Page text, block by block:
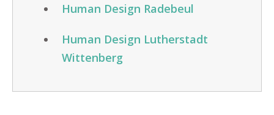
Human Design Radebeul
Human Design Lutherstadt
Wittenberg